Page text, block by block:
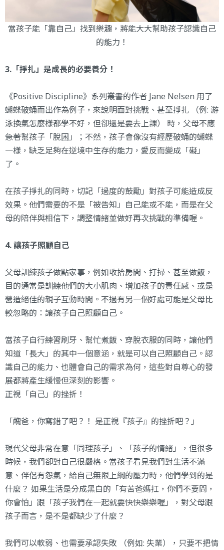
當孩子能「靠自己」找到樂趣，將能大大幫助孩子認識自己
的能力！
3.「掙扎」是成長的必要養分！
《Positive Discipline》系列叢書的作者 Jane Nelsen 用了
蝴蝶破蛹而出作為例子，來說明面對挑戰、甚至掙扎 （例: 游
泳換氣怎麼樣都學不好，但卻還是要去上課） 時，父母不應
急著幫孩子「脫困」；不然，孩子會像沒有經歷破蛹的蝴蝶
一樣，缺乏足夠在逆境中生存的能力，愛反而變成「礙」
了。
在孩子掙扎的同時，切記「過度的鼓勵」對孩子可能造成反
效果。他們需要的不是「被告知」自己能或不能，而是在父
母的陪伴與相信下，調整情緒並做好再次挑戰的準備喔。
4. 讓孩子照顧自己
父母訓練孩子做點家事，例如收拾房間、打掃、甚至做飯，
目的通常是訓練他們的大小肌肉、增加孩子的責任感、或是
營造絕佳的親子互動時間。不過有另一個好處可能是父母比
較忽略的：讓孩子自己照顧自己。
當孩子自行練習刷牙、幫忙煮飯、穿脫衣服的同時，讓他們
知道「長大」的其中一個意涵，就是可以自己照顧自己。認
識自己的能力、也體會自己的需求為何，這些對自尊心的發
展都將產生緩慢但深刻的影響。
正視「自己」的挫折！
「醜爸，你寫錯了吧？！ 是正視『孩子』的挫折吧？」
現代父母非常在意「同理孩子」、「孩子的情緒」，但很多
時候，我們卻對自己很嚴格。當孩子看見我們對生活不滿
意、伴侶有怨氣，給自己無限上綱的壓力時，他們學到的是
什麼？ 如果生活是分成黑白的「有苦爸媽扛，你們不要問，
你會怕」跟「孩子我們在一起就要快快樂樂喔」，對父母跟
孩子而言，是不是都缺少了什麼？
我們可以軟弱、也需要承認失敗 （例如: 失業），只要不把情